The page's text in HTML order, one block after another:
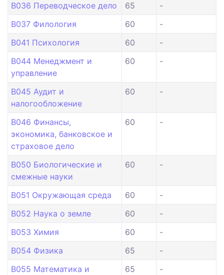
B036 Переводческое дело
65
-
B037 Филология
60
-
B041 Психология
60
-
B044 Менеджмент и
управление
60 -
B045 Аудит и
налогообложение
60 -
B046 Финансы,
экономика, банковское и
страховое дело
60 -
B050 Биологические и
смежные науки
60 -
B051 Окружающая среда 60
-
B052 Наука о земле
60
-
B053 Химия
60
-
B054 Физика
65
-
B055 Математика и
65 -